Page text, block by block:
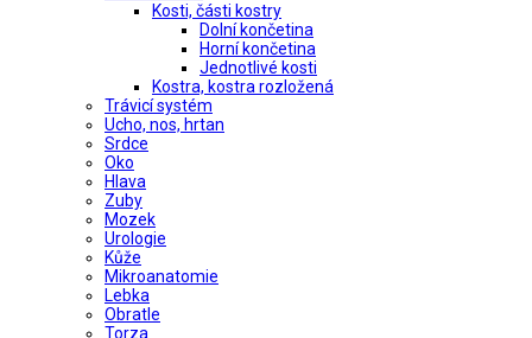
Kosti, části kostry
Dolní končetina
Horní končetina
Jednotlivé kosti
Kostra, kostra rozložená
Trávicí systém
Ucho, nos, hrtan
Srdce
Oko
Hlava
Zuby
Mozek
Urologie
Kůže
Mikroanatomie
Lebka
Obratle
Torza